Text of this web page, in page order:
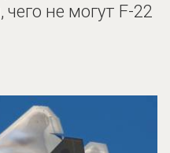
не могут F-22